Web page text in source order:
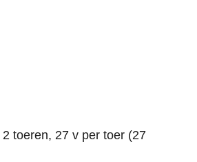
2 toeren, 27 v per toer (27